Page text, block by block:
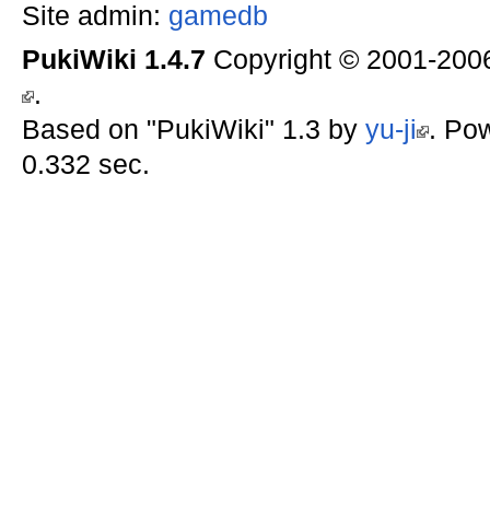
Site admin: gamedb
PukiWiki 1.4.7 Copyright © 2001-
.
Based on "PukiWiki" 1.3 by yu-ji .
0.332 sec.